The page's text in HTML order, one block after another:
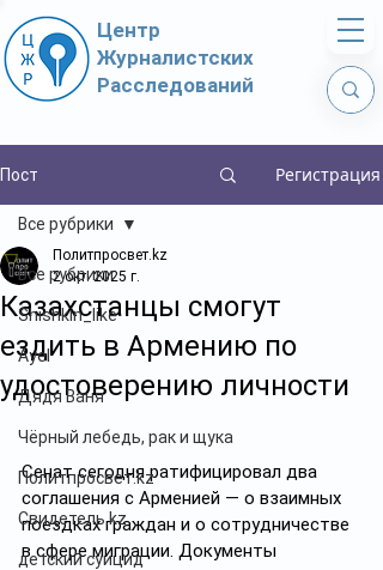
Центр
Журналистских
Расследований
Пост Регистрация
Все рубрики
Shishkin_like
Ayel
Дядя Ваня
Чёрный лебедь, рак и щука
Политпросвет.kz
Свидетель.kz
детский суицид
Все рубрики
Казахстанцы смогут
ездить в Армению по
удостоверению личности
Политпросвет.kz
2 окт. 2025 г.
Сенат сегодня ратифицировал два
соглашения с Арменией — о взаимных
поездках граждан и о сотрудничестве
в сфере миграции. Документы